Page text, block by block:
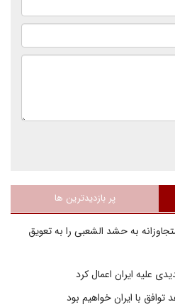
پر بازدیدترین ها
به حشد الشعبی را به تعویق
علیه ایران اعمال کرد
با ایران خواهیم بود